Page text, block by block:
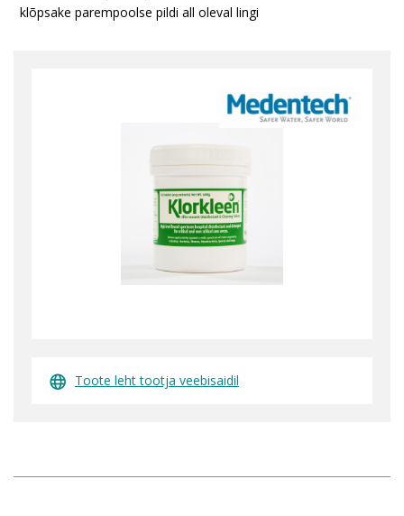
klõpsake parempoolse pildi all oleval lingi
Toote leht tootja veebisaidil